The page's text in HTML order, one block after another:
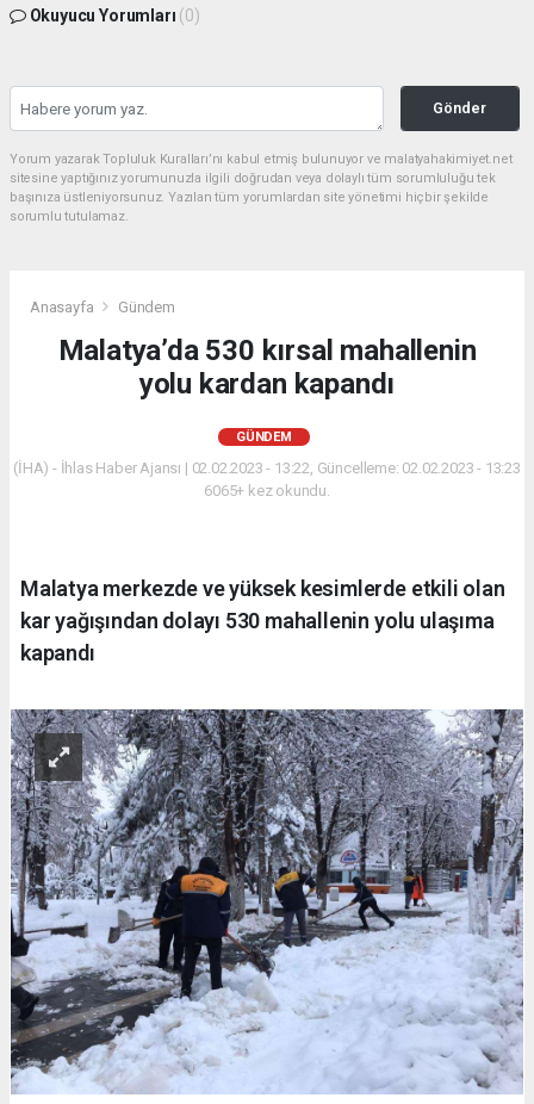
Okuyucu Yorumları (0)
Gönder
Yorum yazarak Topluluk Kuralları’nı kabul etmiş bulunuyor ve malatyahakimiyet.net
sitesine yaptığınız yorumunuzla ilgili doğrudan veya dolaylı tüm sorumluluğu tek
başınıza üstleniyorsunuz. Yazılan tüm yorumlardan site yönetimi hiçbir şekilde
sorumlu tutulamaz.
Anasayfa Gündem
Malatya’da 530 kırsal mahallenin
yolu kardan kapandı
GÜNDEM
(İHA) - İhlas Haber Ajansı | 02.02.2023 - 13:22, Güncelleme: 02.02.2023 - 13:23
6065+ kez okundu.
Malatya merkezde ve yüksek kesimlerde etkili olan
kar yağışından dolayı 530 mahallenin yolu ulaşıma
kapandı